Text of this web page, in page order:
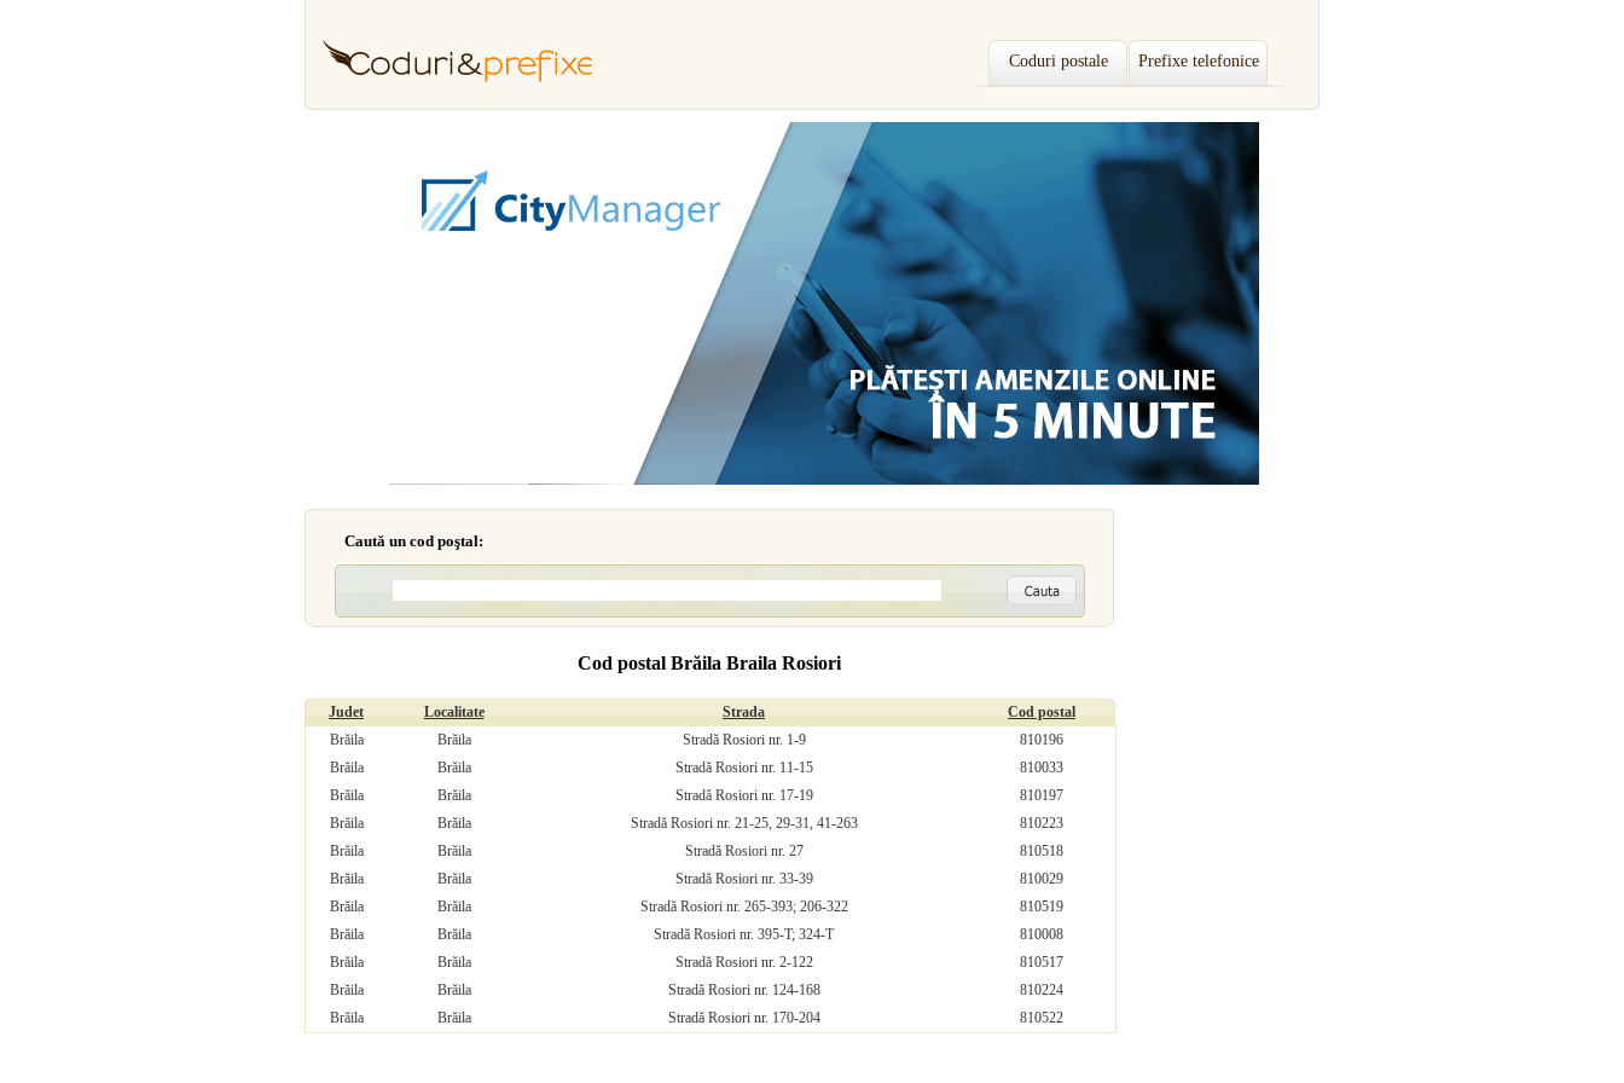
Coduri postale Prefixe telefonice
Caută un cod poştal:
Cod postal Brăila Braila Rosiori
Judet Localitate Strada
Cod postal
Brăila
Brăila Stradă Rosiori nr. 1-9
810196
Brăila
Brăila Stradă Rosiori nr. 11-15
810033
Brăila
Brăila Stradă Rosiori nr. 17-19
810197
Brăila
Brăila Stradă Rosiori nr. 21-25, 29-31, 41-263
810223
Brăila
Brăila Stradă Rosiori nr. 27
810518
Brăila
Brăila Stradă Rosiori nr. 33-39
810029
Brăila
Brăila Stradă Rosiori nr. 265-393; 206-322
810519
Brăila
Brăila Stradă Rosiori nr. 395-T; 324-T
810008
Brăila
Brăila Stradă Rosiori nr. 2-122
810517
Brăila
Brăila Stradă Rosiori nr. 124-168
810224
Brăila
Brăila Stradă Rosiori nr. 170-204 810522